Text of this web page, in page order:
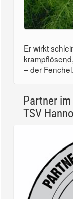
Er wirkt
– der
Partner
TSV